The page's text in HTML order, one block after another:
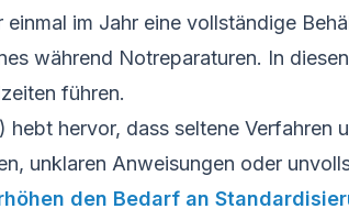
im Jahr eine vollständige
während Notreparaturen. In
führen.
hervor, dass seltene Verfahren
unklaren Anweisungen oder
den Bedarf an